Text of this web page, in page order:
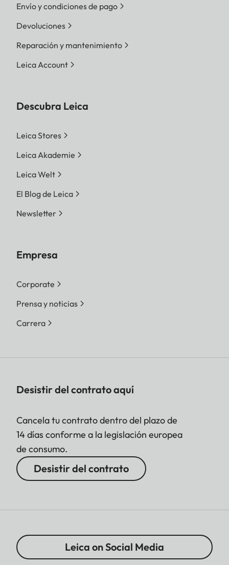
Envío y condiciones de pago
Devoluciones
Reparación y mantenimiento
Leica Account
Descubra Leica
Leica Stores
Leica Akademie
Leica Welt
El Blog de Leica
Newsletter
Empresa
Corporate
Prensa y noticias
Carrera
Desistir del contrato aquí
Cancela tu contrato dentro del plazo de
14 días conforme a la legislación europea
de consumo.
Desistir del contrato
Leica on Social Media